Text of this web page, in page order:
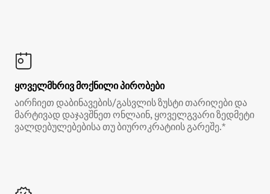
ყოველმხრივ მოქნილი პირობები
აირჩიეთ დაბინავების/გასვლის ზუსტი თარიღები და
მარტივად დაჯავშნეთ ონლაინ, ყოველგვარი ზედმეტი
ვალდებულებებისა თუ ბიუროკრატიის გარეშე.*